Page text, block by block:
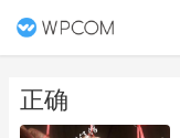
正确